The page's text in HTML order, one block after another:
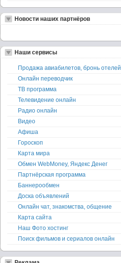
Новости наших партнёров
Наши сервисы
Продажа авиабилетов, бронь отелей
Онлайн переводчик
ТВ программа
Телевидение онлайн
Радио онлайн
Видео
Афиша
Гороскоп
Карта мира
Обмен WebMoney, Яндекс Денег
Партнёрская программа
Баннерообмен
Доска объявлений
Онлайн чат, знакомства, общение
Карта сайта
Наш Фото хостинг
Поиск фильмов и сериалов онлайн